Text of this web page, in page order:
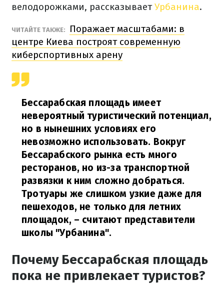
велодорожками, рассказываетУрбанина.
ЧИТАЙТЕ ТАКЖЕ:
Поражает масштабами: в
центре Киева построят современную
киберспортивных арену
Бессарабская площадь имеет
невероятный туристический потенциал,
но в нынешних условиях его
невозможно использовать. Вокруг
Бессарабского рынка есть много
ресторанов, но из-за транспортной
развязки к ним сложно добраться.
Тротуары же слишком узкие даже для
пешеходов, не только для летних
площадок, – считают представители
школы "Урбанина".
Почему Бессарабская площадь
пока не привлекает туристов?